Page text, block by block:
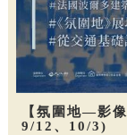
【氛圍地—影
9/12、10/3)